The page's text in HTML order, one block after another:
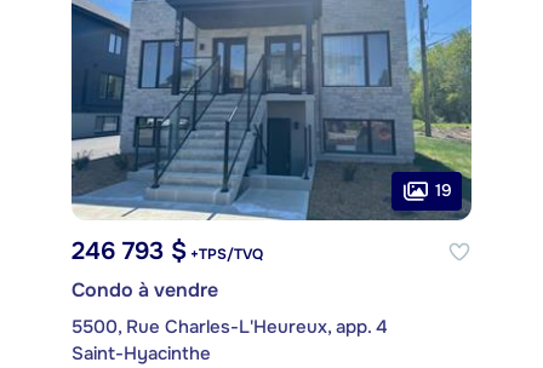
19
246 793 $ +TPS/TVQ
Condo à vendre
5500, Rue Charles-L'Heureux, app. 4
Saint-Hyacinthe